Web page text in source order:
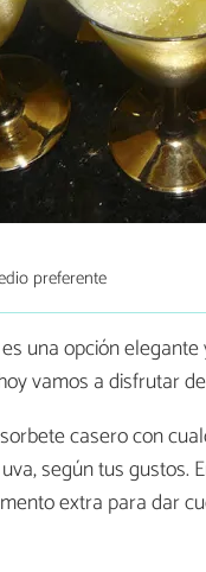
preferente
es una opción
vamos a disfrutar
casero con
según tus gustos.
extra para dar